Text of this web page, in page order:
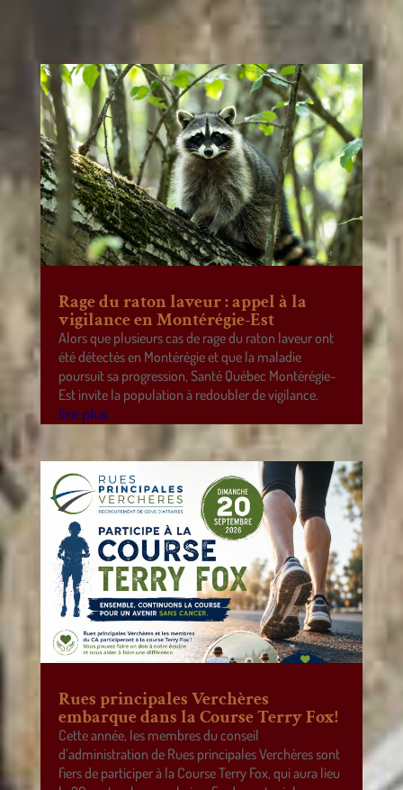
Rage du raton laveur : appel à la
vigilance en Montérégie-Est
Alors que plusieurs cas de rage du raton laveur ont
été détectés en Montérégie et que la maladie
poursuit sa progression, Santé Québec Montérégie-
Est invite la population à redoubler de vigilance.
lire plus
Rues principales Verchères
embarque dans la Course Terry Fox!
Cette année, les membres du conseil
d’administration de Rues principales Verchères sont
fiers de participer à la Course Terry Fox, qui aura lieu